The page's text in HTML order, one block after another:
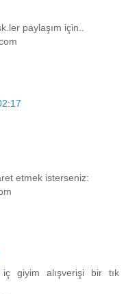
paylaşım için..
etmek isterseniz:
giyim alışverişi bir tık